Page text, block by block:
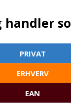
mm
DKK
DKK
Fra 1
Fra 2
handler
PRIVAT
ERHVERV
EAN